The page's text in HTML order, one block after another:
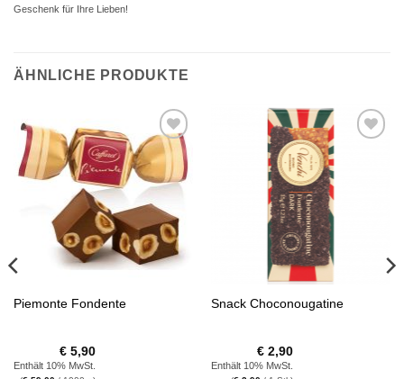
Geschenk für Ihre Lieben!
ÄHNLICHE PRODUKTE
Auf die
Wunschliste
Piemonte Fondente
€5,90
Enthält 10% MwSt.
Wunschliste
Snack Choconougatine
€2,90
Enthält 10% MwSt.